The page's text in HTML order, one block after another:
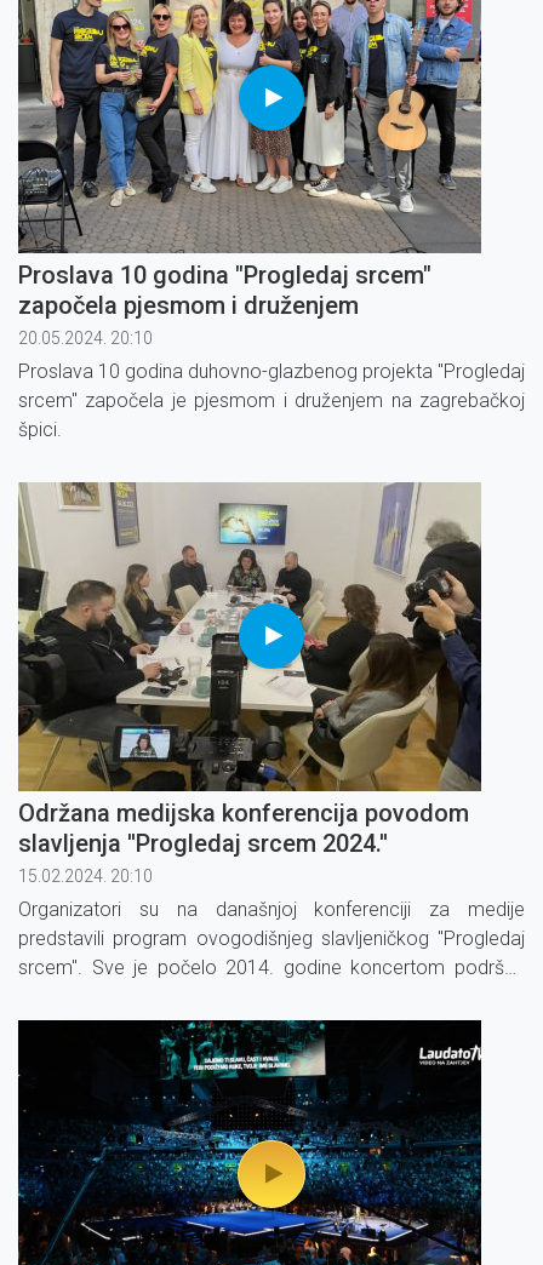
Proslava 10 godina "Progledaj srcem"
započela pjesmom i druženjem
20.05.2024. 20:10
Proslava 10 godina duhovno-glazbenog projekta "Progledaj
srcem" započela je pjesmom i druženjem na zagrebačkoj
špici.
Održana medijska konferencija povodom
slavljenja ''Progledaj srcem 2024.''
15.02.2024. 20:10
Organizatori su na današnjoj konferenciji za medije
predstavili program ovogodišnjeg slavljeničkog ''Progledaj
srcem''. Sve je počelo 2014. godine koncertom podrške